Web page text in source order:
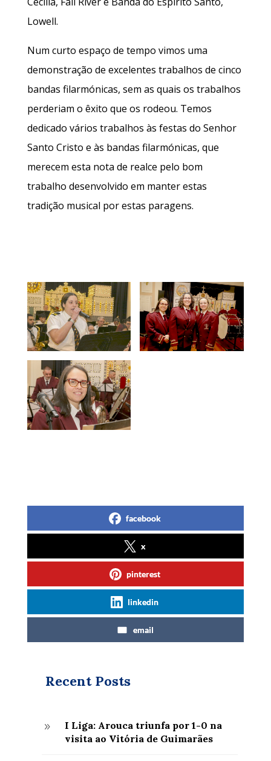
Lowell.
Num curto espaço de tempo vimos uma
demonstração de excelentes trabalhos de cinco
bandas filarmónicas, sem as quais os trabalhos
perderiam o êxito que os rodeou. Temos
dedicado vários trabalhos às festas do Senhor
Santo Cristo e às bandas filarmónicas, que
merecem esta nota de realce pelo bom
trabalho desenvolvido em manter estas
tradição musical por estas paragens.
facebook
x
pinterest
linkedin
email
Recent Posts
9
I Liga: Arouca triunfa por 1-0 na
visita ao Vitória de Guimarães